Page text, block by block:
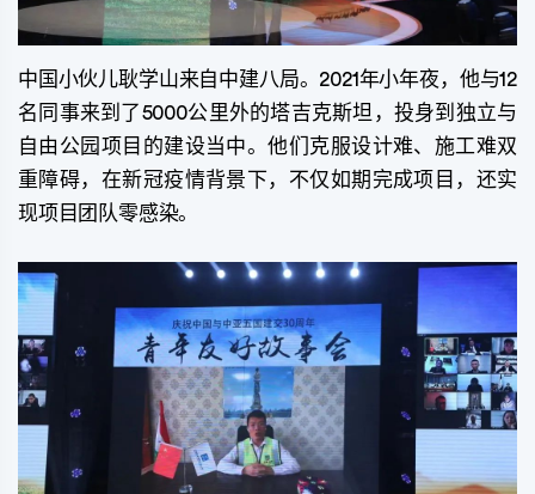
中国小伙儿耿学山来自中建八局。2021年小年夜，他与12
名同事来到了5000公里外的塔吉克斯坦，投身到独立与
自由公园项目的建设当中。他们克服设计难、施工难双
重障碍，在新冠疫情背景下，不仅如期完成项目，还实
现项目团队零感染。